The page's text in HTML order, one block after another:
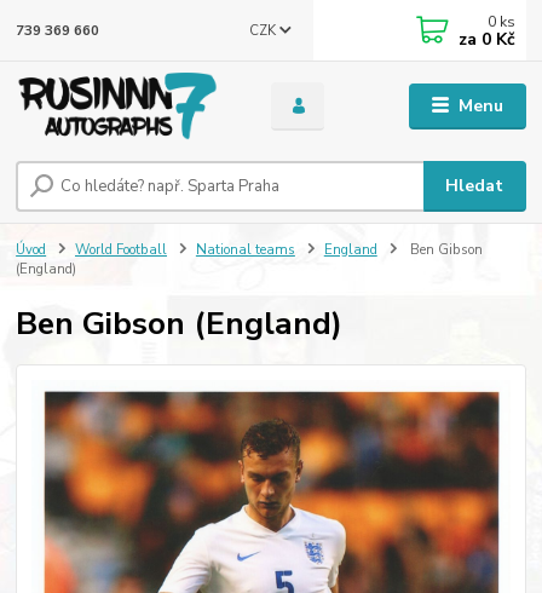
Menu
CZK
Hledat
739 369 660 0 ks
za 0 Kč
Úvod World Football National teams England
Ben Gibson
(England)
Ben Gibson (England)